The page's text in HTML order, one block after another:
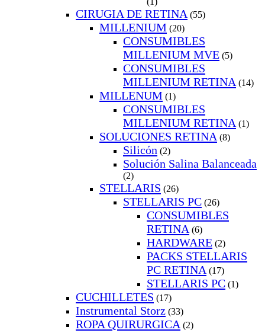
CIRUGIA DE RETINA (55)
MILLENIUM (20)
CONSUMIBLES
MILLENIUM MVE (5)
CONSUMIBLES
MILLENIUM RETINA (14)
MILLENUM (1)
CONSUMIBLES
MILLENIUM RETINA (1)
SOLUCIONES RETINA (8)
Silicón (2)
Solución Salina Balanceada
(2)
STELLARIS (26)
STELLARIS PC (26)
CONSUMIBLES
RETINA (6)
HARDWARE (2)
PACKS STELLARIS
PC RETINA (17)
STELLARIS PC (1)
CUCHILLETES (17)
Instrumental Storz (33)
ROPA QUIRURGICA (2)